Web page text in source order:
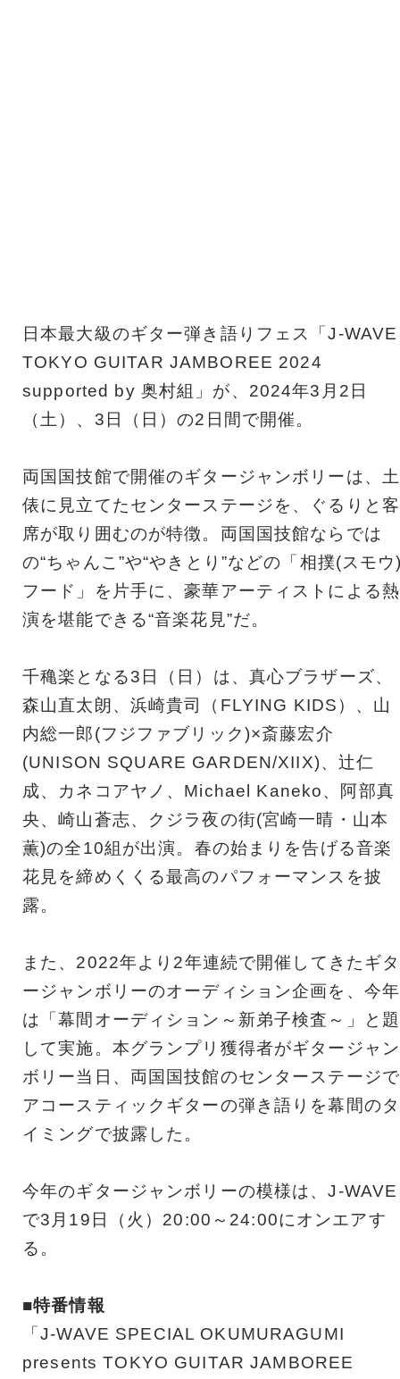
日本最大級のギター弾き語りフェス「J-WAVE
TOKYO GUITAR JAMBOREE 2024
supported by 奥村組」が、2024年3月2日
（土）、3日（日）の2日間で開催。
両国国技館で開催のギタージャンボリーは、土
俵に見立てたセンターステージを、ぐるりと客
席が取り囲むのが特徴。両国国技館ならでは
の“ちゃんこ”や“やきとり”などの「相撲(スモウ
フード」を片手に、豪華アーティストによる熱
演を堪能できる“音楽花見”だ。
千穐楽となる3日（日）は、真心ブラザーズ、
森山直太朗、浜崎貴司（FLYING KIDS）、山
内総一郎(フジファブリック)×斎藤宏介
(UNISON SQUARE GARDEN/XIIX)、辻仁
成、カネコアヤノ、Michael Kaneko、阿部真
央、崎山蒼志、クジラ夜の街(宮崎一晴・山本
薫)の全10組が出演。春の始まりを告げる音楽
花見を締めくくる最高のパフォーマンスを披
露。
また、2022年より2年連続で開催してきたギタ
ージャンボリーのオーディション企画を、今年
は「幕間オーディション～新弟子検査～」と題
して実施。本グランプリ獲得者がギタージャン
ボリー当日、両国国技館のセンターステージで
アコースティックギターの弾き語りを幕間のタ
イミングで披露した。
今年のギタージャンボリーの模様は、J-WAVE
で3月19日（火）20:00～24:00にオンエアす
る。
■特番情報
「J-WAVE SPECIAL OKUMURAGUMI
presents TOKYO GUITAR JAMBOREE